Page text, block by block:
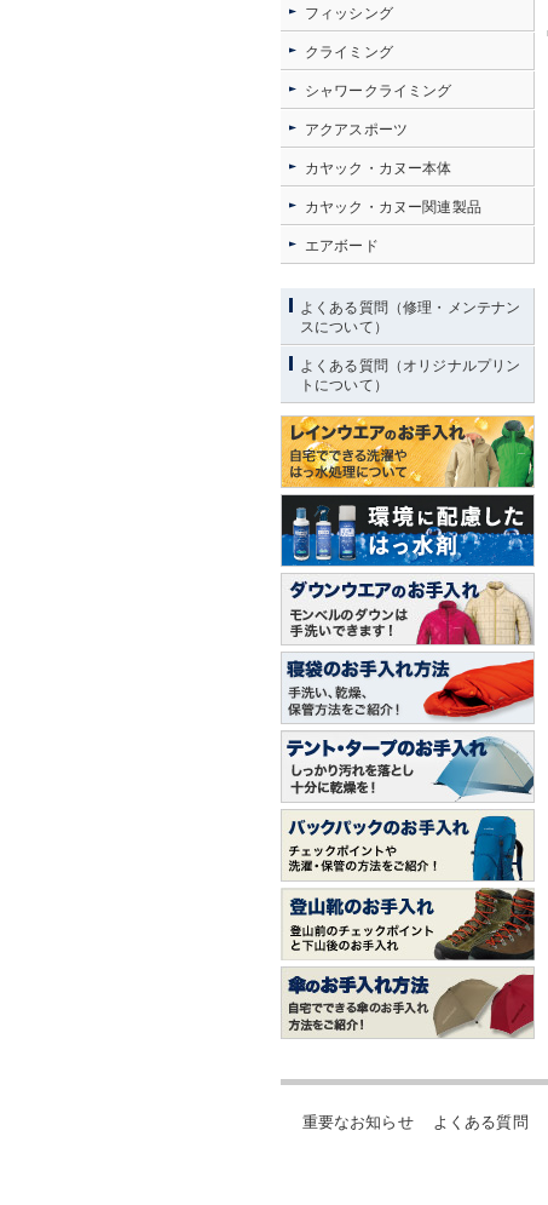
フィッシング
クライミング
シャワークライミング
アクアスポーツ
カヤック・カヌー本体
カヤック・カヌー関連製品
エアボード
よくある質問（修理・メンテナン
スについて）
よくある質問（オリジナルプリン
トについて）
重要なお知らせ よくある質問